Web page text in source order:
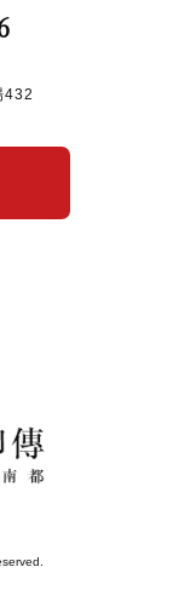
432